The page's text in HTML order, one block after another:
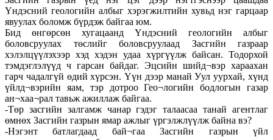
Үндэсний геологийн албыг хэрэгжилтийн хувьд нэг гарцаар
явуулах боломж бүрдэж байгаа юм.
Бид өнгөрсөн хугацаанд Үндэсний геологийн албыг
боловсруулах төслийг боловсруулаад Засгийн газраар
хэлэлцүүлэхээр хэд хэдэн удаа хүргүүлж байсан. Тодорхой
тэмдэглэлүүд ч гарсан байдаг. Эцсийн шийд¬вэр хараахан
гарч чадалгүй өдий хүрсэн. Үүн дээр манай Уул уурхай, хүнд
үйлд¬вэрийн яам, тэр дотроо Гео¬логийн бодлогын газар
ан¬хаа¬рал тавьж ажиллаж байгаа.
-Төр засгийн залгамж чанар гэдэг талаасаа танай агентлаг
өмнөх Засгийн газрын ямар ажлыг үргэлжлүүлж байна вэ?
-Нэгэнт батлагдаад бай¬гаа Засгийн газрын үйл